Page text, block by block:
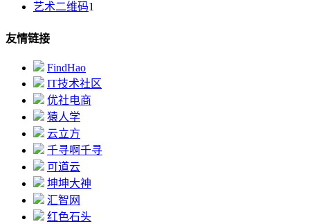
艺术二维码1
友情链接
FindHao
IT技术社区
优社电商
猿人学
云立方
千寻啊千寻
可道云
坤坤大神
汇智网
红色石头